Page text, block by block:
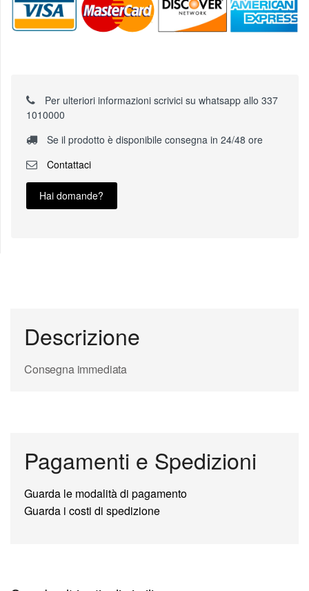
Per ulteriori informazioni scrivici su whatsapp allo 337
1010000
Se il prodotto è disponibile consegna in 24/48 ore
Contattaci
Hai domande?
Descrizione
Consegna immediata
Pagamenti e Spedizioni
Guarda le modalità di pagamento
Guarda i costi di spedizione